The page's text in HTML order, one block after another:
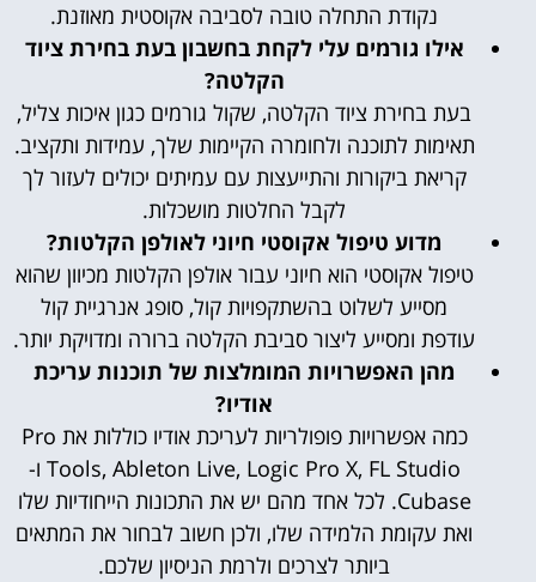
נקודת התחלה טובה לסביבה אקוסטית מאוזנת.
אילו גורמים עלי לקחת בחשבון בעת בחירת ציוד
הקלטה?
בעת בחירת ציוד הקלטה, שקול גורמים כגון איכות צליל,
תאימות לתוכנה ולחומרה הקיימות שלך, עמידות ותקציב.
קריאת ביקורות והתייעצות עם עמיתים יכולים לעזור לך
לקבל החלטות מושכלות.
מדוע טיפול אקוסטי חיוני לאולפן הקלטות?
טיפול אקוסטי הוא חיוני עבור אולפן הקלטות מכיוון שהוא
מסייע לשלוט בהשתקפויות קול, סופג אנרגיית קול
עודפת ומסייע ליצור סביבת הקלטה ברורה ומדויקת יותר.
מהן האפשרויות המומלצות של תוכנות עריכת
אודיו?
כמה אפשרויות פופולריות לעריכת אודיו כוללות את Pro
Tools, Ableton Live, Logic Pro X, FL Studio ו-
Cubase. לכל אחד מהם יש את התכונות הייחודיות שלו
ואת עקומת הלמידה שלו, ולכן חשוב לבחור את המתאים
ביותר לצרכים ולרמת הניסיון שלכם.